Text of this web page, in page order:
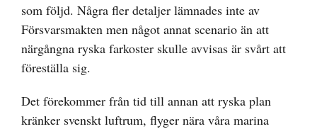
som följd. Några fler detaljer lämnades inte av
Försvarsmakten men något annat scenario än att
närgångna ryska farkoster skulle avvisas är svårt att
föreställa sig.
Det förekommer från tid till annan att ryska plan
kränker svenskt luftrum, flyger nära våra marina